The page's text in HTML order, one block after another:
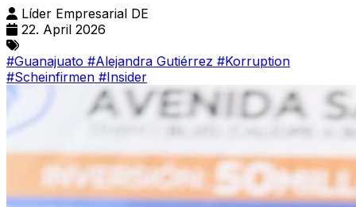
Líder Empresarial DE
22. April 2026
#Guanajuato #Alejandra Gutiérrez #Korruption
#Scheinfirmen #Insider